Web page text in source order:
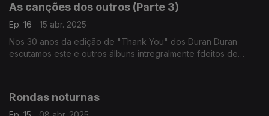
As canções dos outros (Parte 3)
Ep. 16
15 abr. 2025
Nos 30 anos da edição de "Thank You" dos Duran Duran
escutamos este e outros álbuns intregralmente fdeitos de
Rondas noturnas